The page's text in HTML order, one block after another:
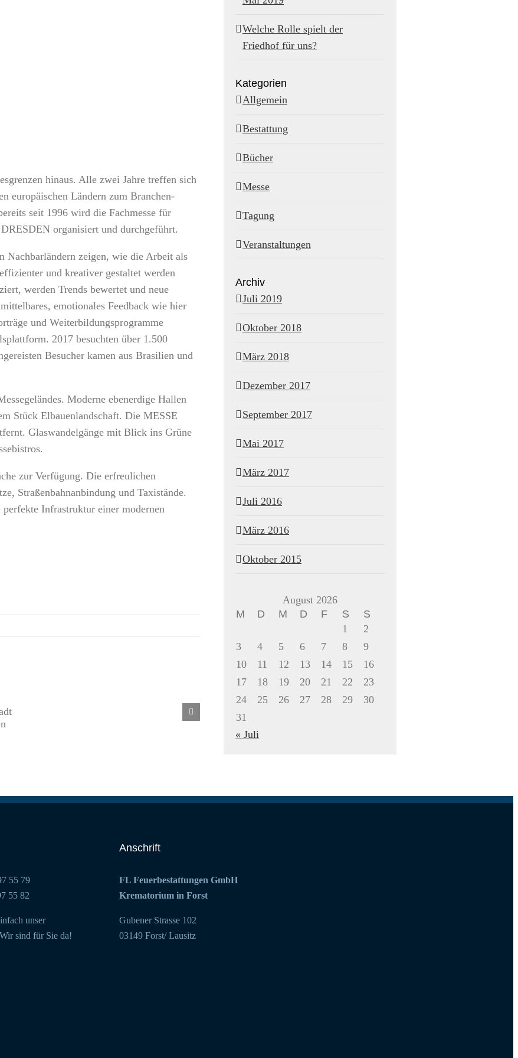
hinaus. Alle zwei Jahre treffen sich
europäischen Ländern zum Branchen-
seit 1996 wird die Fachmesse für
organisiert und durchgeführt.
Nachbarländern zeigen, wie die Arbeit als
und kreativer gestaltet werden
werden Trends bewertet und neue
emotionales Feedback wie hier
und Weiterbildungsprogramme
2017 besuchten über 1.500
Besucher kamen aus Brasilien und
Moderne ebenerdige Hallen
Stück Elbauenlandschaft. Die MESSE
Glaswandelgänge mit Blick ins Grüne
zur Verfügung. Die erfreulichen
Straßenbahnanbindung und Taxistände.
Infrastruktur einer modernen
Welche Rolle spielt der
Friedhof für uns?
Kategorien
Allgemein
Bestattung
Bücher
Messe
Tagung
Veranstaltungen
Archiv
Juli 2019
Oktober 2018
März 2018
Dezember 2017
September 2017
Mai 2017
März 2017
Juli 2016
März 2016
Oktober 2015
August 2026
M
D M D F S
S
1
2
3
4 5 6 7 8
9
10
11 12 13 14 15
16
17
18 19 20 21 22
23
24
25 26 27 28 29
30
31
« Juli
55 79
55 82
unser
sind für Sie da!
Anschrift
FL Feuerbestattungen GmbH
Krematorium in Forst
Gubener Strasse 102
03149 Forst/ Lausitz